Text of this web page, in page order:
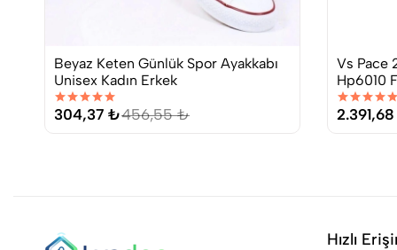
Beyaz Keten Günlük Spor Ayakkabı
Unisex Kadın Erkek
304,37 ₺456,55 ₺
Vs Pace
Hp6010
Hızlı